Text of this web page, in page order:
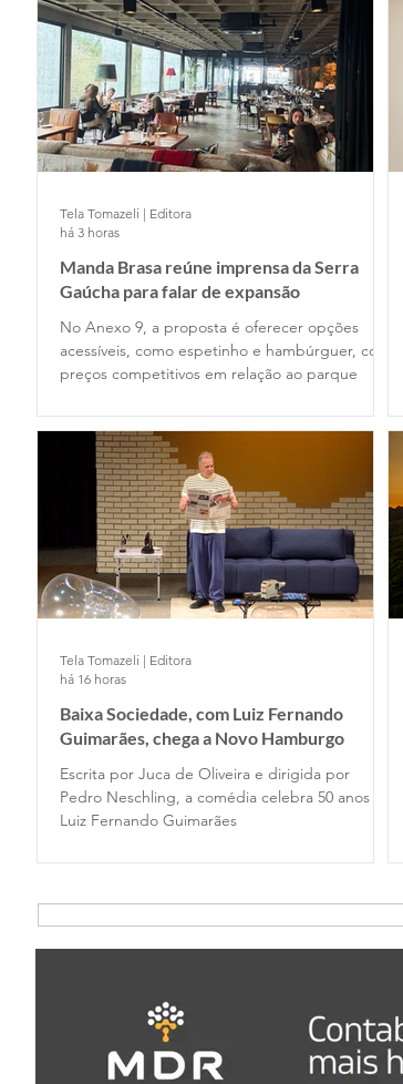
Manda Brasa reúne imprensa da Serra
Gaúcha para falar de expansão
No Anexo 9, a proposta é oferecer opções
acessíveis, como espetinho e hambúrguer, com
preços competitivos em relação ao parque
Tela Tomazeli | Editora
há 3 horas
Baixa Sociedade, com Luiz Fernando
Guimarães, chega a Novo Hamburgo
Escrita por Juca de Oliveira e dirigida por
Pedro Neschling, a comédia celebra 50 anos de
Luiz Fernando Guimarães
Tela Tomazeli | Editora
há 16 horas